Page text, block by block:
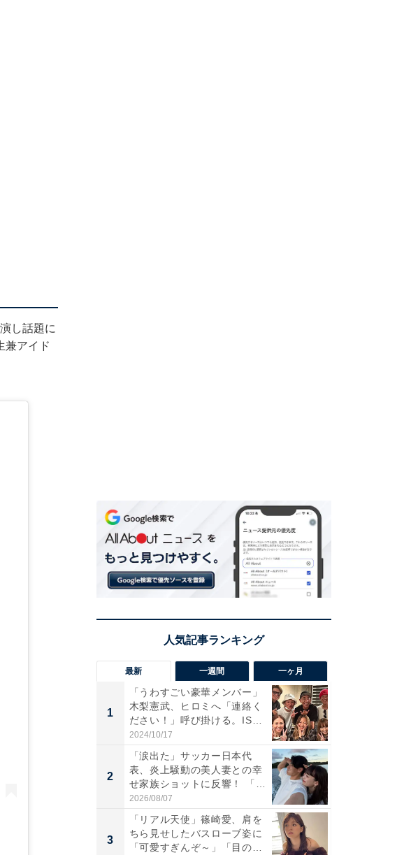
し話題に
兼アイド
最新 一週間 一ヶ月
1
「うわすごい豪華メンバー」
木梨憲武、ヒロミへ「連絡く
ださい！」呼び掛ける。IS
S...
2024/10/17
2
「涙出た」サッカー日本代
表、炎上騒動の美人妻との幸
せ家族ショットに反響！ 「最
高...
2026/08/07
3
「リアル天使」篠崎愛、肩を
ちら見せしたバスローブ姿に
「可愛すぎんぞ～」「目の表